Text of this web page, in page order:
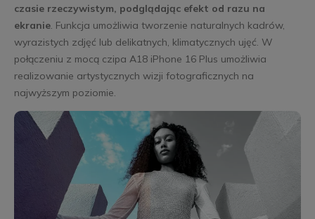
czasie rzeczywistym, podglądając efekt od razu na
ekranie. Funkcja umożliwia tworzenie naturalnych kadrów,
wyrazistych zdjęć lub delikatnych, klimatycznych ujęć. W
połączeniu z mocą czipa A18 iPhone 16 Plus umożliwia
realizowanie artystycznych wizji fotograficznych na
najwyższym poziomie.